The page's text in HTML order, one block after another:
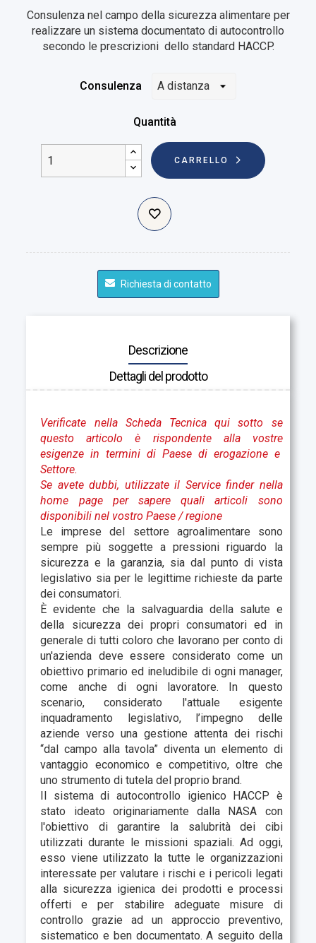
Consulenza nel campo della sicurezza alimentare per
realizzare un sistema documentato di autocontrollo
secondo le prescrizioni dello standard HACCP.
Consulenza
Quantità
CARRELLO
Richiesta di contatto
Descrizione
Dettagli del prodotto
Verificate nella Scheda Tecnica qui sotto se
questo articolo è rispondente alla vostre
esigenze in termini di Paese di erogazione e
Settore.
Se avete dubbi, utilizzate il Service finder nella
home page per sapere quali articoli sono
disponibili nel vostro Paese/ regione
Le imprese del settore agroalimentare sono
sempre più soggette a pressioni riguardo la
sicurezza e la garanzia, sia dal punto di vista
legislativo sia per le legittime richieste da parte
dei consumatori.
È evidente che la salvaguardia della salute e
della sicurezza dei propri consumatori ed in
generale di tutti coloro che lavorano per conto di
un'azienda deve essere considerato come un
obiettivo primario ed ineludibile di ogni manager,
come anche di ogni lavoratore. In questo
scenario, considerato l'attuale esigente
inquadramento legislativo, l’impegno delle
aziende verso una gestione attenta dei rischi
“dal campo alla tavola” diventa un elemento di
vantaggio economico e competitivo, oltre che
uno strumento di tutela del proprio brand.
Il sistema di autocontrollo igienico HACCP è
stato ideato originariamente dalla NASA con
l'obiettivo di garantire la salubrità dei cibi
utilizzati durante le missioni spaziali. Ad oggi,
esso viene utilizzato la tutte le organizzazioni
interessate pervalutare i rischi e i pericoli legati
alla sicurezza igienica dei prodotti e processi
offerti e per stabilire adeguate misure di
controllo grazie ad un approccio preventivo,
sistematico e ben documentato. A seguito della